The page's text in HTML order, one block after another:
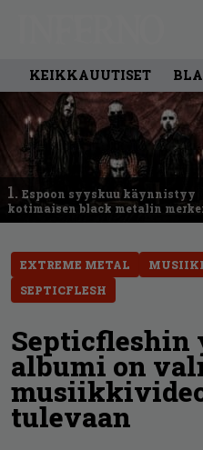
KEIKKAUUTISET
1. Espoon syyskuu käynnistyy
kotimaisen black metalin
EXTREME METAL
SEPTICFLESH
Septicfleshin
albumi on
tulevaan